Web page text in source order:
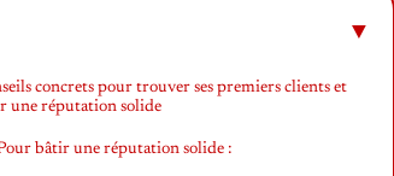
concrets pour trouver ses premiers clients et
une réputation solide
bâtir une réputation solide :